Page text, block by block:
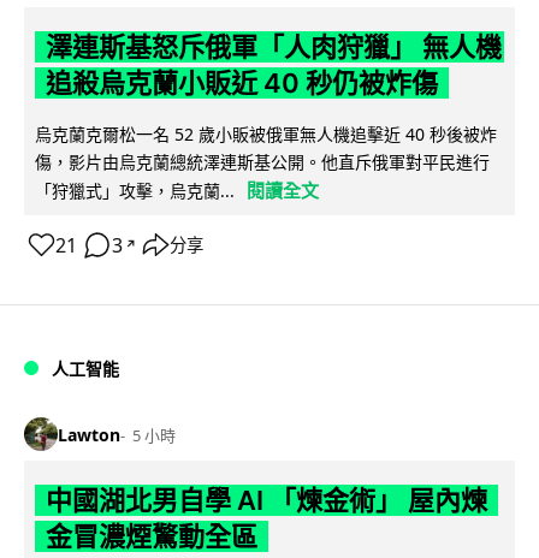
澤連斯基怒斥俄軍「人肉狩獵」 無人機
追殺烏克蘭小販近 40 秒仍被炸傷
烏克蘭克爾松一名 52 歲小販被俄軍無人機追擊近 40 秒後被炸
傷，影片由烏克蘭總統澤連斯基公開。他直斥俄軍對平民進行
「狩獵式」攻擊，烏克蘭...
閱讀全文
21 3 ↗ 分享
人工智能
Lawton 5 小時
中國湖北男自學 AI 「煉金術」 屋內煉
金冒濃煙驚動全區